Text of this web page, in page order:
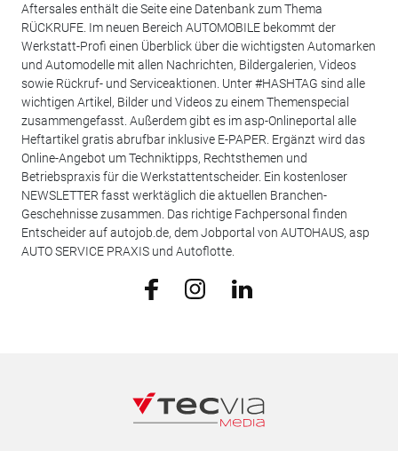
Aftersales enthält die Seite eine Datenbank zum Thema
RÜCKRUFE. Im neuen Bereich AUTOMOBILE bekommt der
Werkstatt-Profi einen Überblick über die wichtigsten Automarken
und Automodelle mit allen Nachrichten, Bildergalerien, Videos
sowie Rückruf- und Serviceaktionen. Unter #HASHTAG sind alle
wichtigen Artikel, Bilder und Videos zu einem Themenspecial
zusammengefasst. Außerdem gibt es im asp-Onlineportal alle
Heftartikel gratis abrufbar inklusive E-PAPER. Ergänzt wird das
Online-Angebot um Techniktipps, Rechtsthemen und
Betriebspraxis für die Werkstattentscheider. Ein kostenloser
NEWSLETTER fasst werktäglich die aktuellen Branchen-
Geschehnisse zusammen. Das richtige Fachpersonal finden
Entscheider auf autojob.de, dem Jobportal von AUTOHAUS, asp
AUTO SERVICE PRAXIS und Autoflotte.